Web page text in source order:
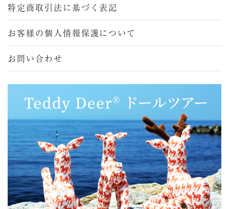
特定商取引法に基づく表記
お客様の個人情報保護について
お問い合わせ